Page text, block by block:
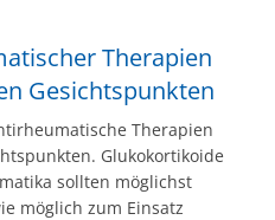
Therapien
Gesichtspunkten
Therapien
Glukokortikoide
sollten möglichst
möglich zum Einsatz